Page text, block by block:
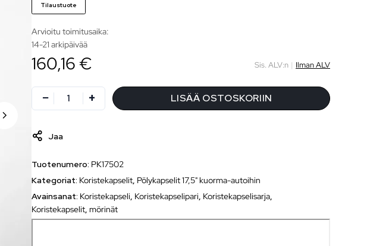
Tilaustuote
Arvioitu toimitusaika:
14-21 arkipäivää
160,16 € Sis. ALV:n | Ilman ALV
LISÄÄ OSTOSKORIIN
Jaa
Tuotenumero: PK17502
Kategoriat: Koristekapselit Pölykapselit 17,5" kuorma-autoihin
Avainsanat: Koristekapseli Koristekapselipari Koristekapselisarja
Koristekapselit ,mörinät